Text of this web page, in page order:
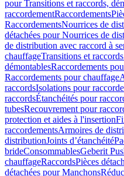
pour Transitions et raccords,
raccordementRaccordements
RaccordementsNourrices de
détachées pour Nourrices de
de distribution avec raccord à
chauffageTransitions et
démontablesRaccordements
Raccordements pour chauffage
raccordsIsolations pour
raccordsÉtanchéités pour
tubesRecouvrement pour
protection et aides à l'insertion
raccordementsArmoires de
distributionJoints d’étanchéité
brideConsommablesGeberit
chauffageRaccordsPièces
détachées pour Manchons